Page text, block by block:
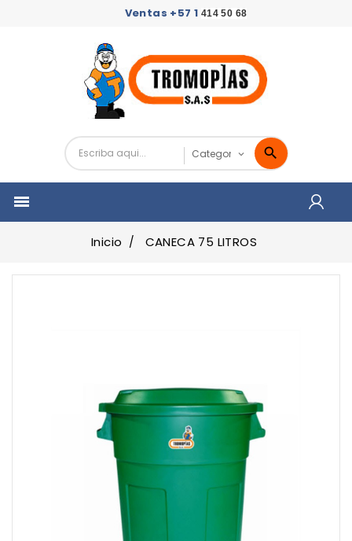
Ventas +57 1 414 50 68

Inicio CANECA 75 LITROS